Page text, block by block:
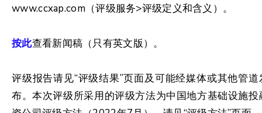
www.ccxap.com（评级服务>评级定义和含义）。
按此查看新闻稿（只有英文版）。
评级报告请见“评级结果”页面及可能经媒体或其他管道
布。本次评级所采用的评级方法为中国地方基础设施投